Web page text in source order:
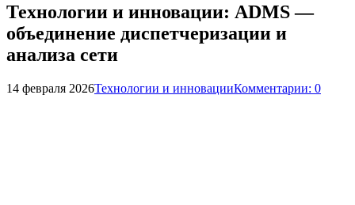
Технологии и инновации: ADMS —
объединение диспетчеризации и
анализа сети
14 февраля 2026Технологии и инновацииКомментарии: 0